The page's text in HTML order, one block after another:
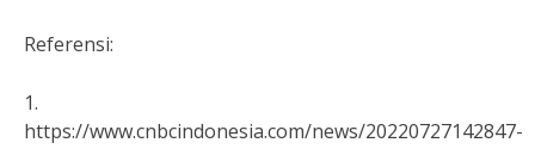
Referensi:
1.
https://www.cnbcindonesia.com/news/20220727142847-